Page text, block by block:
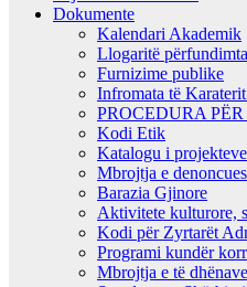
Dokumente
Kalendari Akademik
Llogaritë
Furnizime publike
Infromata të
PROCEDURA
Kodi Etik
Katalogu i
Mbrojtja e
Barazia Gjinore
Aktivitete kulturore,
Kodi për Zyrtarët
Programi kundër
Mbrojtja e të